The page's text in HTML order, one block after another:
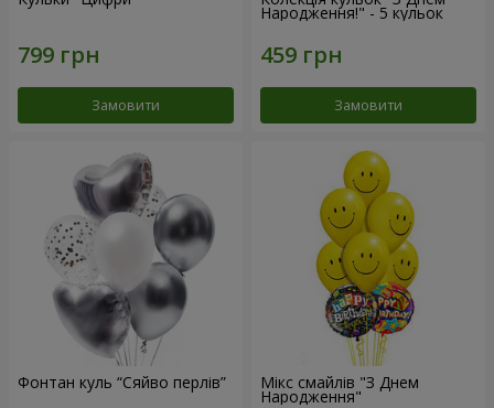
Замовити
Народження!" - 5 кульок
Замовити
Фонтан куль “Сяйво перлів” Мікс смайлів "З Днем
Народження"